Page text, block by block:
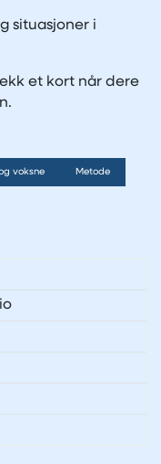
situasjoner i
et kort når dere
voksne Metode